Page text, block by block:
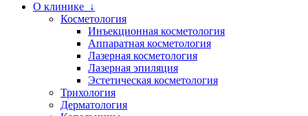
О клинике ↓
Косметология
Инъекционная косметология
Аппаратная косметология
Лазерная косметология
Лазерная эпиляция
Эстетическая косметология
Трихология
Дерматология